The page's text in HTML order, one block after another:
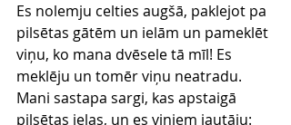
Es nolemju celties augšā, paklejot pa
pilsētas gātēm un ielām un pameklēt
viņu, ko mana dvēsele tā mīl! Es
meklēju un tomēr viņu neatradu.
Mani sastapa sargi, kas apstaigā
pilsētas ielas, un es viņiem jautāju: